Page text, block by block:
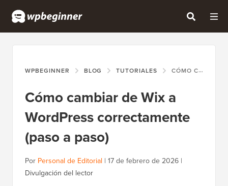
WPBEGINNER BLOG TUTORIALES CÓMO CAMBIAR DE WIX A WORDPRESS CORRECTAMENTE (PASO A PASO)
Cómo cambiar de Wix a
WordPress correctamente
(paso a paso)
Por Personal de Editorial | 17 de febrero de 2026 |
Divulgación del lector